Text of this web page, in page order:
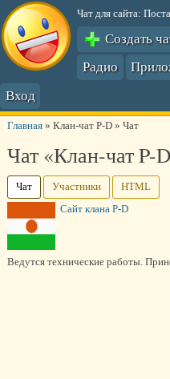
Чат для сайта:
Создать
Радио
Вход
Главная» Клан-чат P-D» Чат
Чат «Клан-чат P-
Чат Участники
HTML
Сайт клана P-D